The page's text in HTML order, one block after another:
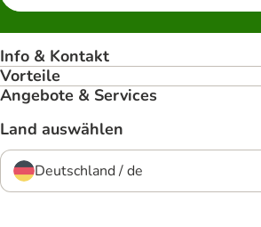
Info & Kontakt
Vorteile
Angebote & Services
Land auswählen
Deutschland / de